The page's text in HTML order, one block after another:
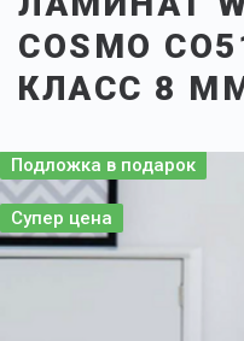
COSMO
КЛАСС 8
Подложка в подарок
Супер цена